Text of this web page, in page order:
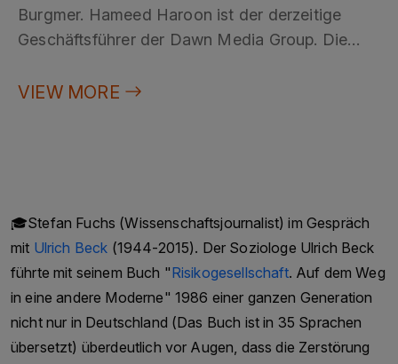
Burgmer. Hameed Haroon ist der derzeitige
Geschäftsführer der Dawn Media Group. Die
ansässiges Medienunternehmen, das sich im
Aktivitäten erstrecken sich über verschiedene
Branchen, darunter Textil, Zement und Medien.
Unter der Führung von Hameed Haroon wurde
die Dawn Media Group zu einem der führenden
Medienunternehmen Pakistans. Das
Unternehmen besitzt und betreibt eine Reihe von
VIEW MORE
🎓Stefan Fuchs (Wissenschaftsjournalist) im Gespräch
mit Ulrich Beck (1944-2015). Der Soziologe Ulrich Beck
führte mit seinem Buch "Risikogesellschaft. Auf dem Weg
in eine andere Moderne" 1986 einer ganzen Generation
nicht nur in Deutschland (Das Buch ist in 35 Sprachen
übersetzt) überdeutlich vor Augen, dass die Zerstörung